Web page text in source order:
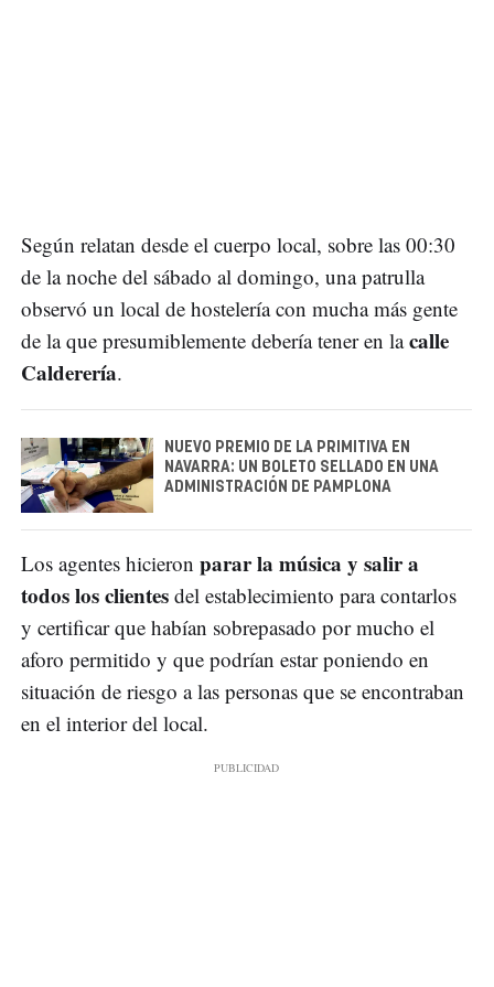
Según relatan desde el cuerpo local, sobre las 00:30
de la noche del sábado al domingo, una patrulla
observó un local de hostelería con mucha más gente
de la que presumiblemente debería tener en lacalle
Calderería.
NUEVO PREMIO DE LA PRIMITIVA EN
NAVARRA: UN BOLETO SELLADO EN UNA
ADMINISTRACIÓN DE PAMPLONA
Los agentes hicieron parar la música y salir a
todos los clientes del establecimiento para contarlos
y certificar que habían sobrepasado por mucho el
aforo permitido y que podrían estar poniendo en
situación de riesgo a las personas que se encontraban
en el interior del local.